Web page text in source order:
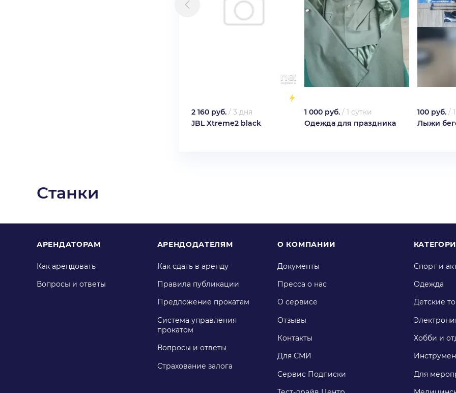
2 160 руб. / 3 дня
JBL Xtreme2 black
1 000 руб. / 1 сутки
Одежда для праздника
100 руб. /
Лыжи
Станки
АРЕНДАТОРАМ
Как арендовать
Вопросы и ответы
АРЕНДОДАТЕЛЯМ
Как сдать в аренду
Правила публикации
Предложение прокатам
Система управления
прокатом
Вопросы и ответы
Страхование залога
О КОМПАНИИ
Документы
Пресса о нас
О сервисе
Отзывы
Контакты
Для СМИ
Сервис Подписки
Спорт и
Одежда
Детские
Хобби и
Для